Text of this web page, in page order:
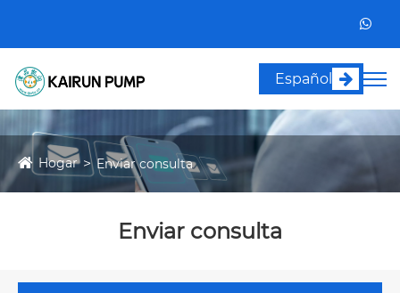
Español
Hogar Enviar consulta
Enviar consulta